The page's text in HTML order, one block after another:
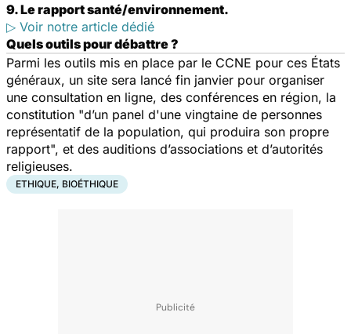
9. Le rapport santé/environnement.
▷ Voir notre article dédié
Quels outils pour débattre ?
Parmi les outils mis en place par le CCNE pour ces États
généraux, un site sera lancé fin janvier pour organiser
une consultation en ligne, des conférences en région, la
constitution "d’un panel d'une vingtaine de personnes
représentatif de la population, qui produira son propre
rapport", et des auditions d’associations et d’autorités
religieuses.
ETHIQUE, BIOÉTHIQUE